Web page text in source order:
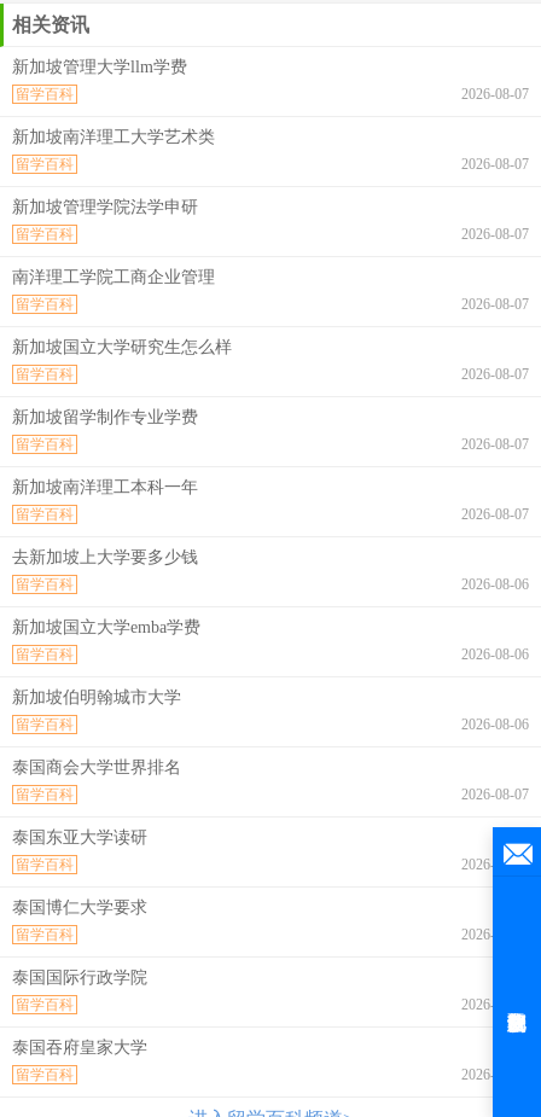
相关资讯
新加坡管理大学llm学费
2026-08-07
留学百科
新加坡南洋理工大学艺术类
2026-08-07
留学百科
新加坡管理学院法学申研
2026-08-07
留学百科
南洋理工学院工商企业管理
2026-08-07
留学百科
新加坡国立大学研究生怎么样
2026-08-07
留学百科
新加坡留学制作专业学费
2026-08-07
留学百科
新加坡南洋理工本科一年
2026-08-07
留学百科
去新加坡上大学要多少钱
2026-08-06
留学百科
新加坡国立大学emba学费
2026-08-06
留学百科
新加坡伯明翰城市大学
2026-08-06
留学百科
泰国商会大学世界排名
2026-08-07
留学百科
泰国东亚大学读研
2026-08-07
留学百科
泰国博仁大学要求
2026-08-07
留学百科
泰国国际行政学院
2026-08-07
留学百科
泰国吞府皇家大学
2026-08-07
留学百科